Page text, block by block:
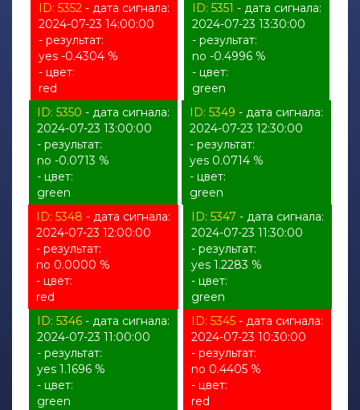
ID: 5352 - дата сигнала:
2024-07-23 14:00:00
- результат:
yes -0.4304 %
- цвет:
red
ID: 5351 - дата сигнала:
2024-07-23 13:30:00
- результат:
no -0.4996 %
- цвет:
green
ID: 5350 - дата сигнала:
2024-07-23 13:00:00
- результат:
no -0.0713 %
- цвет:
green
ID: 5349 - дата сигнала:
2024-07-23 12:30:00
- результат:
yes 0.0714 %
- цвет:
green
ID: 5348 - дата сигнала:
2024-07-23 12:00:00
- результат:
no 0.0000 %
- цвет:
red
ID: 5347 - дата сигнала:
2024-07-23 11:30:00
- результат:
yes 1.2283 %
- цвет:
green
ID: 5346 - дата сигнала:
2024-07-23 11:00:00
- результат:
yes 1.1696 %
- цвет:
green
ID: 5345- дата сигнала:
2024-07-23 10:30:00
- результат:
no 0.4405 %
- цвет:
red